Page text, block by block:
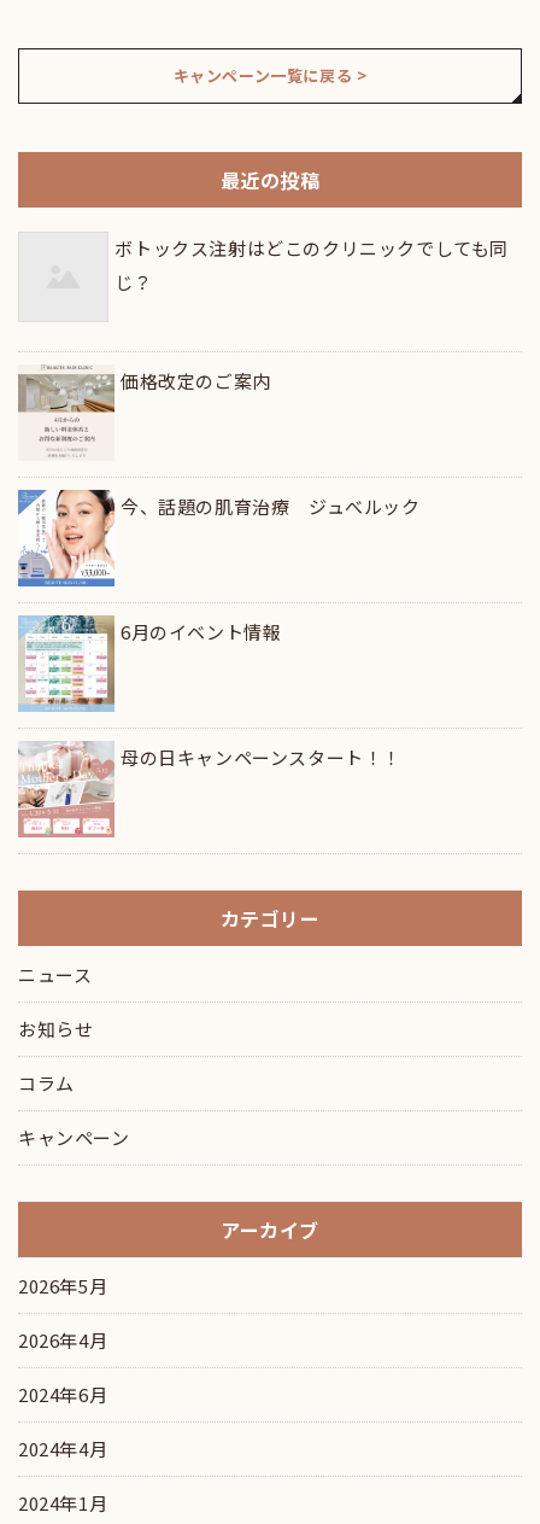
キャンペーン一覧に戻る >
最近の投稿
ボトックス注射はどこのクリニックでしても同
じ？
価格改定のご案内
今、話題の肌育治療 ジュべルック
6月のイベント情報
母の日キャンペーンスタート！！
カテゴリー
ニュース
お知らせ
コラム
キャンペーン
アーカイブ
2026年5月
2026年4月
2024年6月
2024年4月
2024年1月